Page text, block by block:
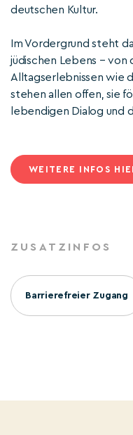
deutschen Kultur.
Im Vordergrund steht
jüdischen Lebens – von
Alltagserlebnissen wie
stehen allen offen, sie
lebendigen Dialog und
WEITERE INFOS
ZUSATZINFOS
Barrierefreier Zugang